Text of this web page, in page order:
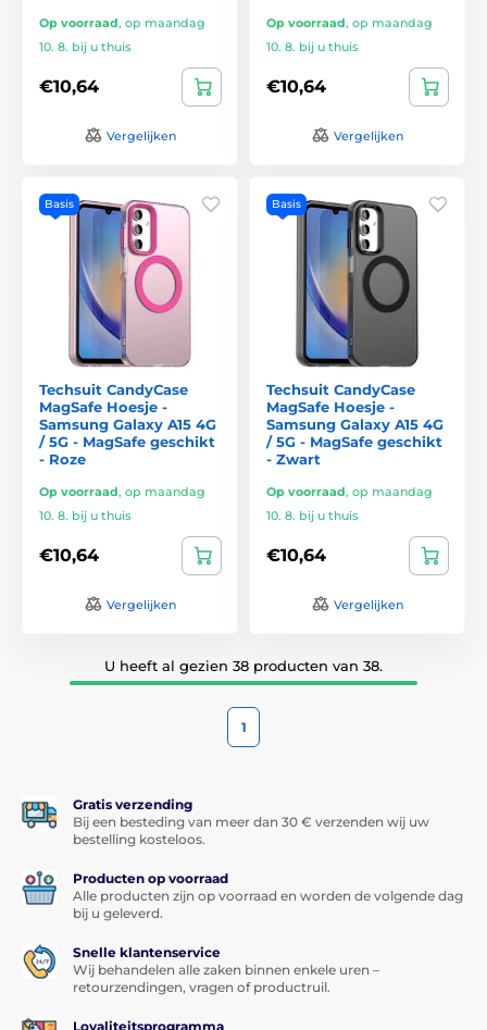
Op voorraad, op maandag
10. 8. bij u thuis
€10,64
Vergelijken
Op voorraad, op maandag
10. 8. bij u thuis
€10,64
Vergelijken
Basis
Techsuit CandyCase
MagSafe Hoesje -
Samsung Galaxy A15 4G
/ 5G - MagSafe geschikt
- Roze
Op voorraad, op maandag
10. 8. bij u thuis
€10,64
Vergelijken
Basis
Techsuit CandyCase
MagSafe Hoesje -
Samsung Galaxy A15 4G
/ 5G - MagSafe geschikt
- Zwart
Op voorraad, op maandag
10. 8. bij u thuis
€10,64
Vergelijken
U heeft al gezien 38 producten van 38.
1
Gratis verzending
Bij een besteding van meer dan 30 € verzenden wij uw
bestelling kosteloos.
Producten op voorraad
Alle producten zijn op voorraad en worden de volgende dag
bij u geleverd.
Snelle klantenservice
Wij behandelen alle zaken binnen enkele uren –
retourzendingen, vragen of productruil.
Loyaliteitsprogramma